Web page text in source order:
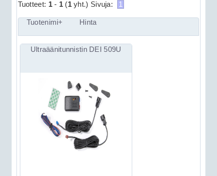
Tuotteet: 1- 1 (1yht.) Sivuja: 1
Tuotenimi+ Hinta
Ultraäänitunnistin DEI 509U